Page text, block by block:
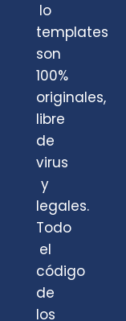
lo
templates
son
100%
originales,
libre
de
virus
y
legales.
Todo
el
código
de
los